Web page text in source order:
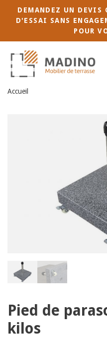
DEMANDEZ UN DEVIS
D'ESSAI SANS
POUR
Accueil
Pied de
kilos